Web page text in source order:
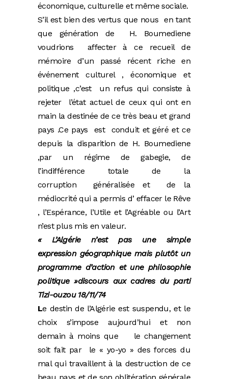
économique, culturelle et même sociale.
S’il est bien des vertus que nous en tant
que génération de H. Boumediene
voudrions affecter à ce recueil de
mémoire d’un passé récent riche en
événement culturel , économique et
politique ,c’est un refus qui consiste à
rejeter l’état actuel de ceux qui ont en
main la destinée de ce très beau et grand
pays .Ce pays est conduit et géré et ce
depuis la disparition de H. Boumediene
,par un régime de gabegie, de
l’indifférence totale de la
corruption généralisée et de la
médiocrité qui a permis d’ effacer le Rêve
, l’Espérance, l’Utile et l’Agréable ou l’Art
n’est plus mis en valeur.
« L’Algérie n’est pas une simple
expression géographique mais plutôt un
programme d’action et une philosophie
politique »discours aux cadres du parti
Tizi-ouzou 18/11/74
Le destin de l’Algérie est suspendu, et le
choix s’impose aujourd’hui et non
demain à moins que le changement
soit fait par le « yo-yo » des forces du
mal qui travaillent à la destruction de ce